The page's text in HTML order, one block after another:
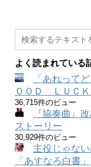
よく読まれている
「あれって
ＯＯＤ ＬＵＣＫ
36,715件のビュー
『協奏曲』
ストーリー
30,929件のビュー
主役じゃな
「あすなろ白書」